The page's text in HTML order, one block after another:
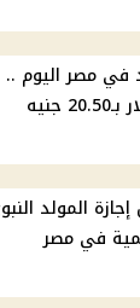
جنيه
في مصر